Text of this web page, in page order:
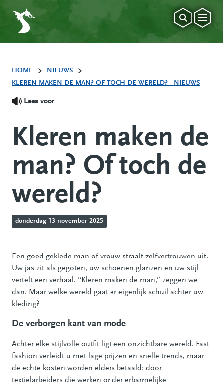
HOME
NIEUWS
KLEREN MAKEN DE MAN? OF TOCH DE WERELD? - NIEUWS
Lees voor
Kleren maken de
man? Of toch de
wereld?
donderdag 13 november 2025
Een goed geklede man of vrouw straalt zelfvertrouwen uit.
Uw jas zit als gegoten, uw schoenen glanzen en uw stijl
vertelt een verhaal. “Kleren maken de man,” zeggen we
dan. Maar welke wereld gaat er eigenlijk schuil achter uw
kleding?
De verborgen kant van mode
Achter elke stijlvolle outfit ligt een onzichtbare wereld. Fast
fashion verleidt u met lage prijzen en snelle trends, maar
de echte kosten worden elders betaald: door
textielarbeiders die werken onder erbarmelijke